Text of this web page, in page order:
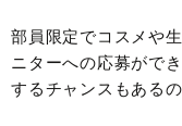
部員限定でコスメや
ニターへの応募がで
するチャンスもある